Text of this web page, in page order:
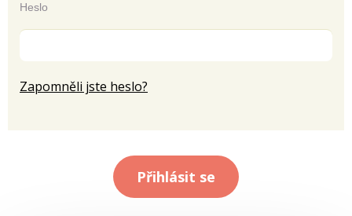
Heslo
Zapomněli jste heslo?
Přihlásit se